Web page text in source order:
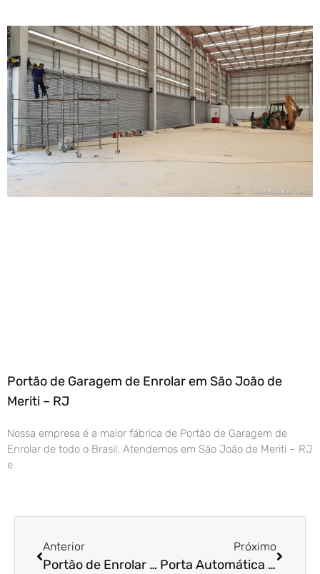
Portão de Garagem de Enrolar em São João de
Meriti – RJ
Nossa empresa é a maior fábrica de Portão de Garagem de
Enrolar de todo o Brasil. Atendemos em São João de Meriti – RJ
e
Anterior
Portão de Enrolar Automático em Valinhos – SP
Próximo
Porta Automática de Enrolar em Marília – SP